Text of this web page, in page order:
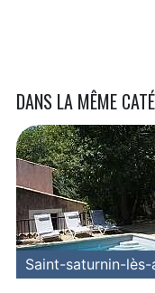
DANS LA MÊME
Saint-saturnin-lès-